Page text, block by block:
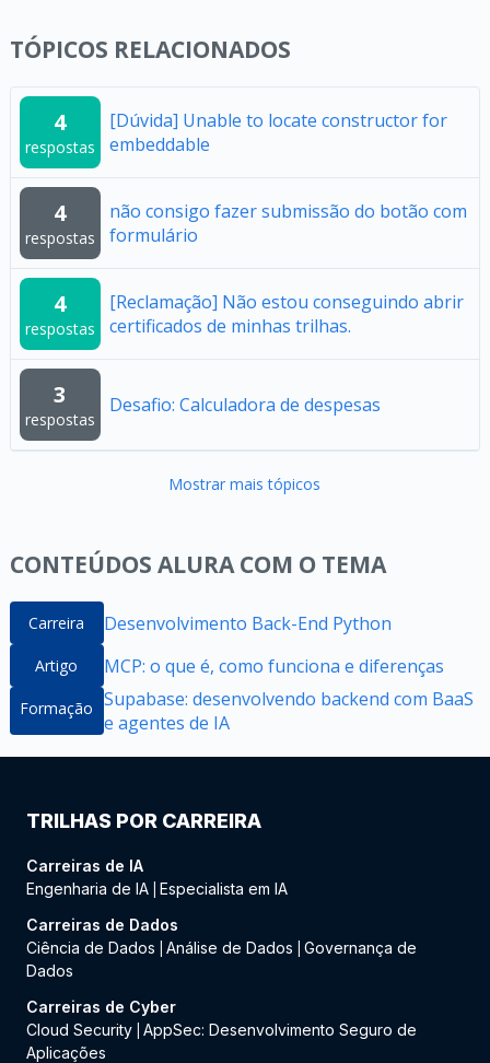
TÓPICOS RELACIONADOS
4
respostas
[Dúvida] Unable to locate constructor for
embeddable
4
respostas
não consigo fazer submissão do botão com
formulário
4
respostas
[Reclamação] Não estou conseguindo abrir
certificados de minhas trilhas.
3
respostas
Desafio: Calculadora de despesas
Mostrar mais tópicos
CONTEÚDOS ALURA COM O TEMA
Carreira Desenvolvimento Back-End Python
Artigo MCP: o que é, como funciona e diferenças
Formação Supabase: desenvolvendo backend com BaaS
e agentes de IA
TRILHAS POR CARREIRA
Carreiras de IA
Engenharia de IA Especialista em IA
Carreiras de Dados
Ciência de Dados
Análise de Dados
Governança de
Dados
Carreiras de Cyber
Cloud Security AppSec: Desenvolvimento Seguro de
Aplicações